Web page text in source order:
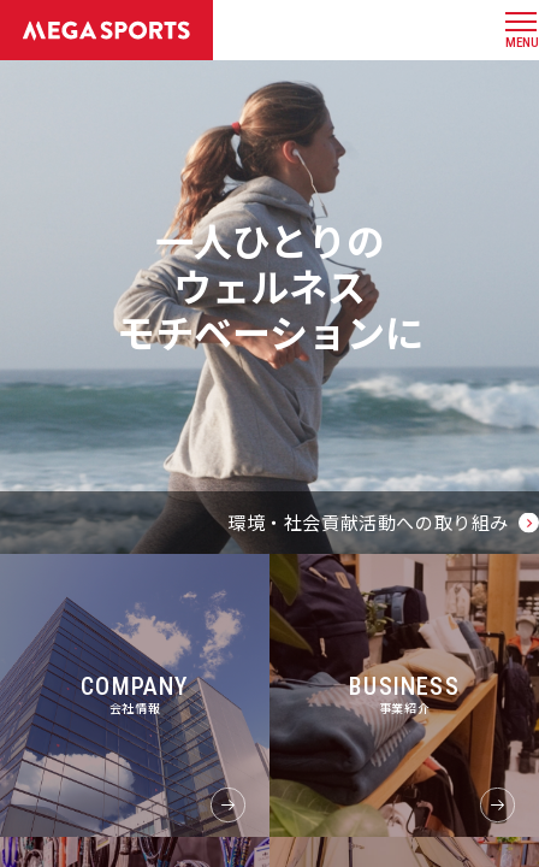
MENU
一人ひとりの
ウェルネス
モチベーションに
環境・社会貢献活動への取り組み
COMPANY
会社情報
BUSINESS
事業紹介